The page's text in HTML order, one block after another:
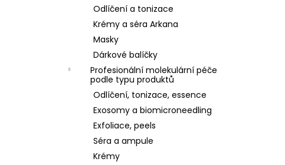
Odlíčení a tonizace
Krémy a séra Arkana
Masky
Dárkové balíčky
Profesionální molekulární péče
podle typu produktů
Odlíčení, tonizace, essence
Exosomy a biomicroneedling
Exfoliace, peels
Séra a ampule
Krémy